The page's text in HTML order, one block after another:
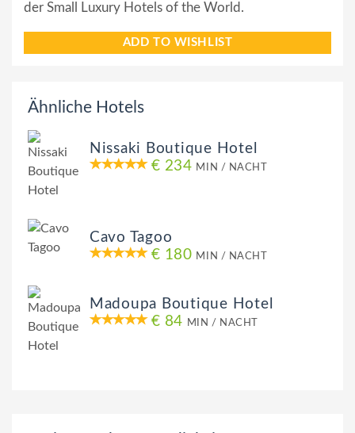
der Small Luxury Hotels of the World.
ADD TO WISHLIST
Ähnliche Hotels
Nissaki Boutique Hotel
€ 234 MIN / NACHT
Cavo Tagoo
€ 180 MIN / NACHT
Madoupa Boutique Hotel
€ 84 MIN / NACHT